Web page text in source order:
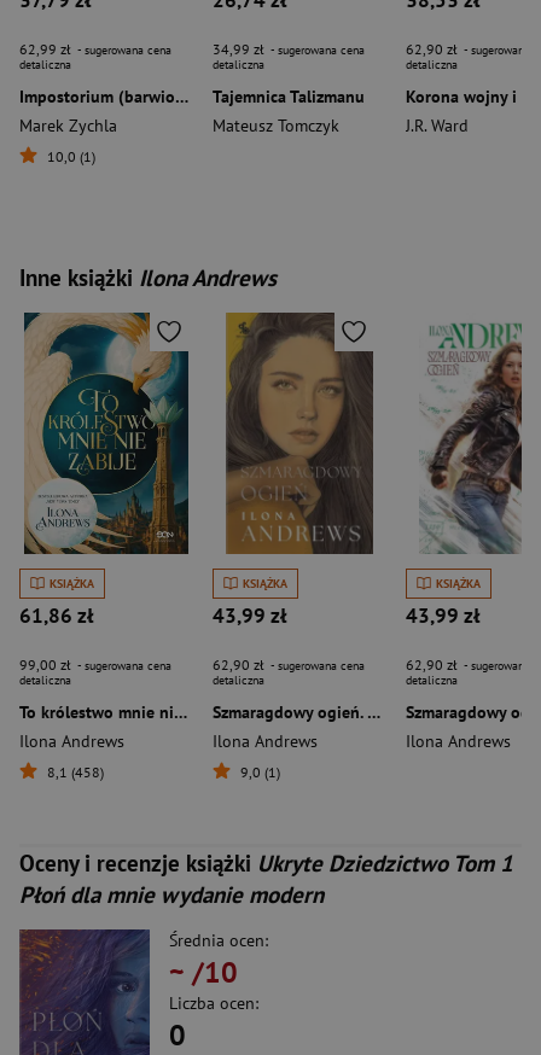
62,99 zł - sugerowana cena
detaliczna
Impostorium (barwione brzegi)
Marek Zychla
10,0 (1)
34,99 zł - sugerowana cena
detaliczna
Tajemnica Talizmanu
Mateusz Tomczyk
62,90 zł - sugerowana
detaliczna
J.R. Ward
Inne książki Ilona Andrews
KSIĄŻKA
61,86 zł
99,00 zł - sugerowana cena
detaliczna
To królestwo mnie nie zabije
Ilona Andrews
8,1 (458)
KSIĄŻKA
43,99 zł
62,90 zł - sugerowana cena
detaliczna
Szmaragdowy ogień. Cykl Ukryte Dziedzictwo. Tom 5 (oprawa kolorowa)
Ilona Andrews
9,0 (1)
KSIĄŻKA
43,99 zł
62,90 zł - sugerowana
detaliczna
Ilona Andrews
Oceny i recenzje książki Ukryte Dziedzictwo Tom 1
Płoń dla mnie wydanie modern
Średnia ocen:
~ /10
Liczba ocen:
0